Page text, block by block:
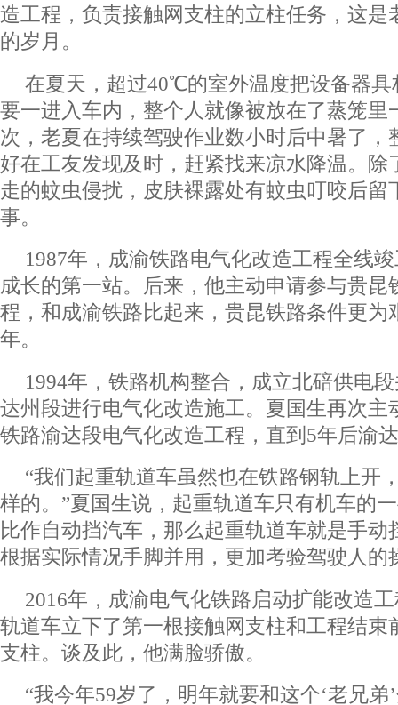
造工程，负责接触网支柱的立柱任务，这是
的岁月。
在夏天，超过40℃的室外温度把设备器
要一进入车内，整个人就像被放在了蒸笼里
次，老夏在持续驾驶作业数小时后中暑了，
好在工友发现及时，赶紧找来凉水降温。除
走的蚊虫侵扰，皮肤裸露处有蚊虫叮咬后留
事。
1987年，成渝铁路电气化改造工程全线
成长的第一站。后来，他主动申请参与贵昆
程，和成渝铁路比起来，贵昆铁路条件更为
年。
1994年，铁路机构整合，成立北碚供电
达州段进行电气化改造施工。夏国生再次主
铁路渝达段电气化改造工程，直到5年后渝
“我们起重轨道车虽然也在铁路钢轨上开
样的。”夏国生说，起重轨道车只有机车的
比作自动挡汽车，那么起重轨道车就是手动
根据实际情况手脚并用，更加考验驾驶人的
2016年，成渝电气化铁路启动扩能改造
轨道车立下了第一根接触网支柱和工程结束
支柱。谈及此，他满脸骄傲。
“我今年59岁了，明年就要和这个‘老兄弟